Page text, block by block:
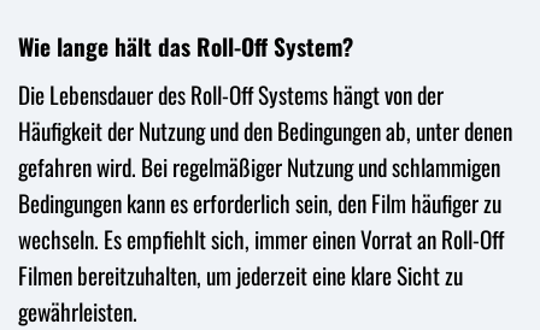
Wie lange hält das Roll-Off System?
Die Lebensdauer des Roll-Off Systems hängt von der
Häufigkeit der Nutzung und den Bedingungen ab, unter denen
gefahren wird. Bei regelmäßiger Nutzung und schlammigen
Bedingungen kann es erforderlich sein, den Film häufiger zu
wechseln. Es empfiehlt sich, immer einen Vorrat an Roll-Off
Filmen bereitzuhalten, um jederzeit eine klare Sicht zu
gewährleisten.